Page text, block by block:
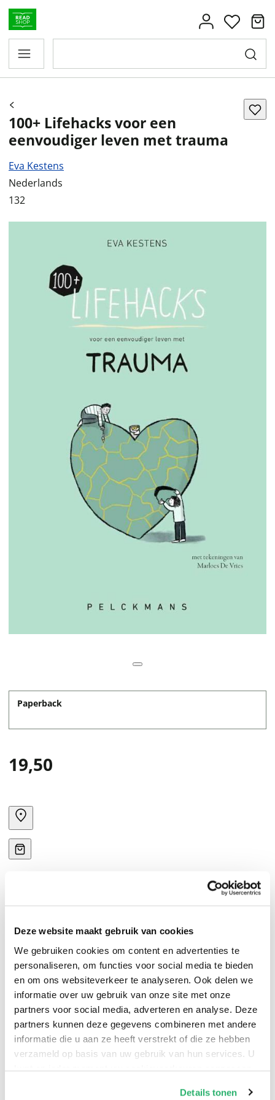
Deze website maakt gebruik van cookies
We gebruiken cookies om content en advertenties te
personaliseren, om functies voor social media te bieden
en om ons websiteverkeer te analyseren. Ook delen we
informatie over uw gebruik van onze site met onze
partners voor social media, adverteren en analyse. Deze
partners kunnen deze gegevens combineren met andere
informatie die u aan ze heeft verstrekt of die ze hebben
verzameld op basis van uw gebruik van hun services. U
kunt op ieder moment uw cookievoorkeuren aanpassen
Details tonen
100+ Lifehacks voor een
eenvoudiger leven met trauma
Eva Kestens
Nederlands
132
Paperback
19,50
Een traumatische gebeurtenis is een gebeurtenis die
jou overkomt en waarin je een overweldigend gevoel
van machteloosheid ervaart. Trauma meemaken kan
heel ingrijpend zijn en voor heel lastige klachten
zorgen, zowel voor de overlever van trauma zelf als
voor zijn naasten. In deze gids selecteerden we twintig
alledaagse uitdagingen. Bij elke uitdaging vind je heel
concrete tips, geschreven in samenwerking met
ervaringsdeskundigen: het zijn echte lifehacks.